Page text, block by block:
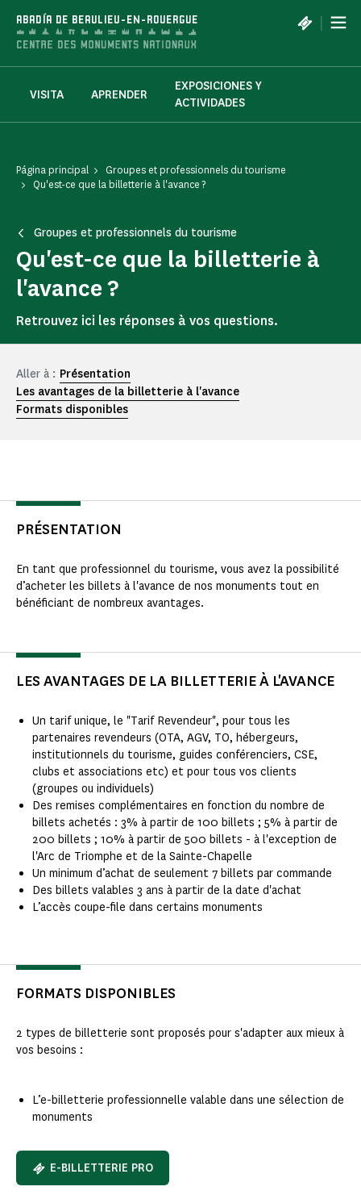
ABADÍA DE BEAULIEU-EN-ROUERGUE |
VISITA APRENDER
EXPOSICIONES Y
ACTIVIDADES
Página principal
Groupes et professionnels du tourisme
Qu'est-ce que la billetterie à l'avance ?
Groupes et professionnels du tourisme
Qu'est-ce que la billetterie à
l'avance ?
Retrouvez ici les réponses à vos questions.
Aller à : Présentation
Les avantages de la billetterie à l'avance
Formats disponibles
PRÉSENTATION
En tant que professionnel du tourisme, vous avez la possibilité
d’acheter les billets à l'avance de nos monuments tout en
bénéficiant de nombreux avantages.
LES AVANTAGES DE LA BILLETTERIE À L'AVANCE
Un tarif unique, le "Tarif Revendeur", pour tous les
partenaires revendeurs (OTA, AGV, TO, hébergeurs,
institutionnels du tourisme, guides conférenciers, CSE,
clubs et associations etc) et pour tous vos clients
(groupes ou individuels)
Des remises complémentaires en fonction du nombre de
billets achetés : 3% à partir de 100 billets ; 5% à partir de
200 billets ; 10% à partir de 500 billets - à l'exception de
l'Arc de Triomphe et de la Sainte-Chapelle
Un minimum d’achat de seulement 7 billets par commande​
Des billets valables 3 ans à partir de la date d'achat
L’accès coupe-file dans certains monuments​
FORMATS DISPONIBLES
2 types de billetterie sont proposés pour s'adapter aux mieux à
vos besoins :
L’e-billetterie professionnelle valable dans une sélection de
monuments​
E-BILLETTERIE PRO